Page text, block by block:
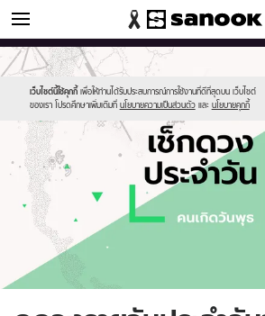
ดูดวง
เว็บไซต์นี้ใช้คุกกี้ เพื่อให้ท่านได้รับประสบการณ์การใช้งานที่ดีที่สุดบน เว็บไซต์
ของเรา โปรดศึกษาเพิ่มเติมที่ นโยบายความเป็นส่วนตัว และ นโยบายคุกกี้
Sanook
//s.isanook.com/sr/0/images/logo-
new-
sanook.png
600
60
//s.isanook.com/ho/0/ud/fxd/day/daily-
horoscope-
wednesday.jpg